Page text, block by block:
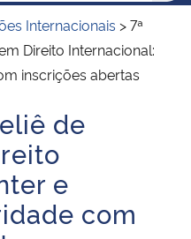
Internacionais >7ª
Direito Internacional:
inscrições abertas
de
e
com